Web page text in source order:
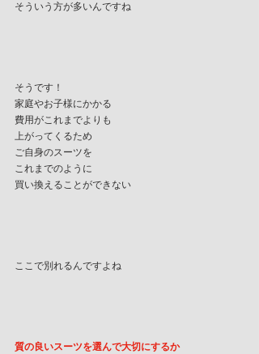
そういう方が多いんですね
そうです！
家庭やお子様にかかる
費用がこれまでよりも
上がってくるため
ご自身のスーツを
これまでのように
買い換えることができない
ここで別れるんですよね
質の良いスーツを選んで大切にするか